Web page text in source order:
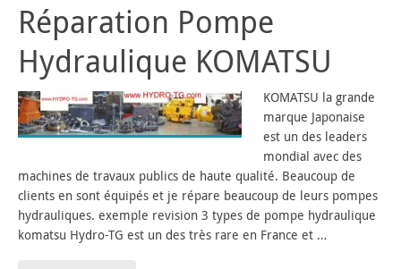
Réparation Pompe
Hydraulique KOMATSU
KOMATSU la grande
marque Japonaise
est un des leaders
mondial avec des
machines de travaux publics de haute qualité. Beaucoup de
clients en sont équipés et je répare beaucoup de leurs pompes
hydrauliques. exemple revision 3 types de pompe hydraulique
komatsu Hydro-TG est un des très rare en France et …